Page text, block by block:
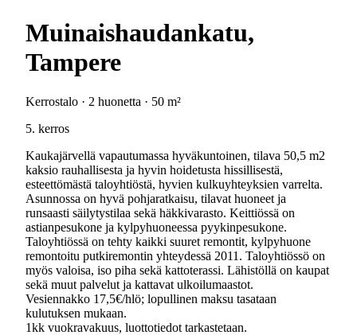
Muinaishaudankatu,
Tampere
Kerrostalo · 2 huonetta · 50 m²
5. kerros
Kaukajärvellä vapautumassa hyväkuntoinen, tilava 50,5 m2
kaksio rauhallisesta ja hyvin hoidetusta hissillisestä,
esteettömästä taloyhtiöstä, hyvien kulkuyhteyksien varrelta.
Asunnossa on hyvä pohjaratkaisu, tilavat huoneet ja
runsaasti säilytystilaa sekä häkkivarasto. Keittiössä on
astianpesukone ja kylpyhuoneessa pyykinpesukone.
Taloyhtiössä on tehty kaikki suuret remontit, kylpyhuone
remontoitu putkiremontin yhteydessä 2011. Taloyhtiössö on
myös valoisa, iso piha sekä kattoterassi. Lähistöllä on kaupat
sekä muut palvelut ja kattavat ulkoilumaastot.
Vesiennakko 17,5€/hlö; lopullinen maksu tasataan
kulutuksen mukaan.
1kk vuokravakuus, luottotiedot tarkastetaan.